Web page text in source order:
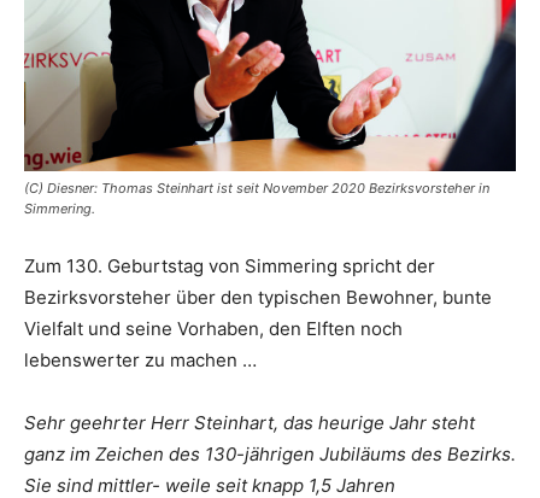
(C) Diesner: Thomas Steinhart ist seit November 2020 Bezirksvorsteher in
Simmering.
Zum 130. Geburtstag von Simmering spricht der
Bezirksvorsteher über den typischen Bewohner, bunte
Vielfalt und seine Vorhaben, den Elften noch
lebenswerter zu machen …
Sehr geehrter Herr Steinhart, das heurige Jahr steht
ganz im Zeichen des 130-jährigen Jubiläums des Bezirks.
Sie sind mittler- weile seit knapp 1,5 Jahren